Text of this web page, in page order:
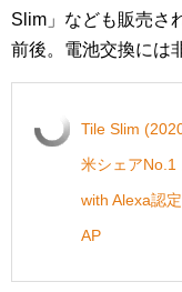
Slim」なども販売さ
前後。電池交換には
Tile Slim
米シェアNo.1
with Alexa認
AP